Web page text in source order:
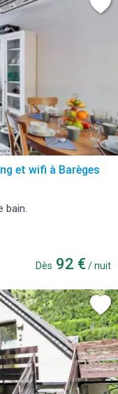
et wifi à Barèges
bain.
Dès 92 € / nuit